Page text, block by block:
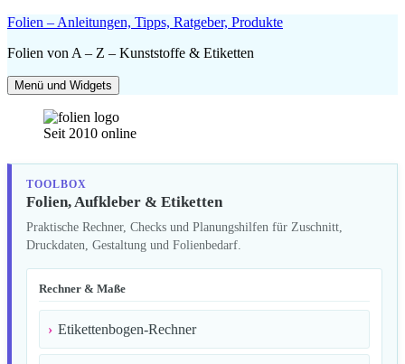
Zum
springen
Folien – Anleitungen, Tipps, Ratgeber, Produkte
Folien von A – Z – Kunststoffe & Etiketten
Menü und Widgets
Seit 2010 online
TOOLBOX
Folien, Aufkleber & Etiketten
Praktische Rechner, Checks und Planungshilfen für Zuschnitt,
Druckdaten, Gestaltung und Folienbedarf.
Rechner & Maße
Etikettenbogen-Rechner